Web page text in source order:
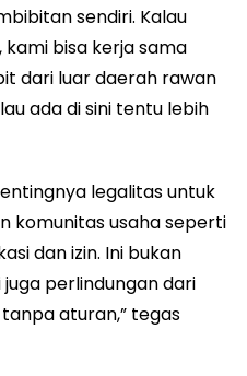
sendiri. Kalau
bisa kerja sama
dari luar daerah rawan
ada di sini tentu lebih
legalitas untuk
komunitas usaha seperti
dan izin. Ini bukan
perlindungan dari
aturan,” tegas